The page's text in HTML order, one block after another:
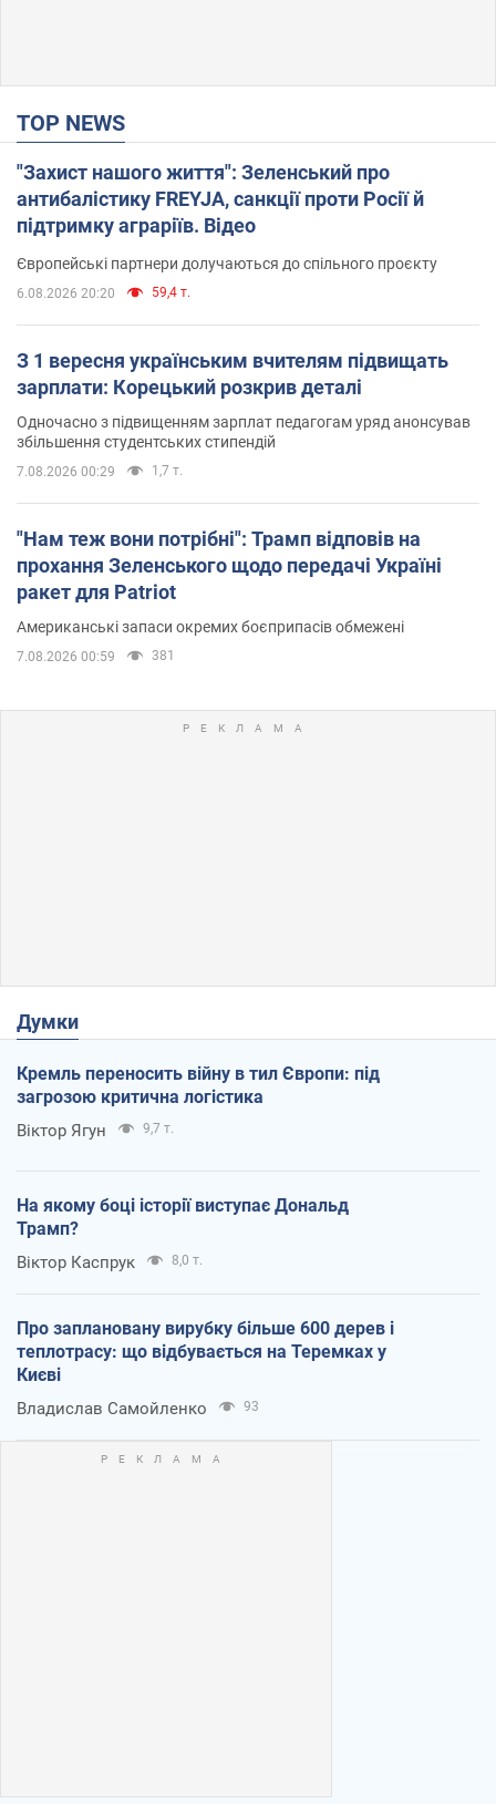
TOP NEWS
"Захист нашого життя": Зеленський про
антибалістику FREYJA, санкції проти Росії й
підтримку аграріїв. Відео
Європейські партнери долучаються до спільного проєкту
6.08.2026 20:20 59,4 т.
З 1 вересня українським вчителям підвищать
зарплати: Корецький розкрив деталі
Одночасно з підвищенням зарплат педагогам уряд анонсував
збільшення студентських стипендій
7.08.2026 00:29 1,7 т.
"Нам теж вони потрібні": Трамп відповів на
прохання Зеленського щодо передачі Україні
ракет для Patriot
Американські запаси окремих боєприпасів обмежені
7.08.2026 00:59 381
Думки
Кремль переносить війну в тил Європи: під
загрозою критична логістика
Віктор Ягун 9,7 т.
На якому боці історії виступає Дональд
Трамп?
Віктор Каспрук 8,0 т.
Про заплановану вирубку більше 600 дерев і
теплотрасу: що відбувається на Теремках у
Києві
Владислав Самойленко 93